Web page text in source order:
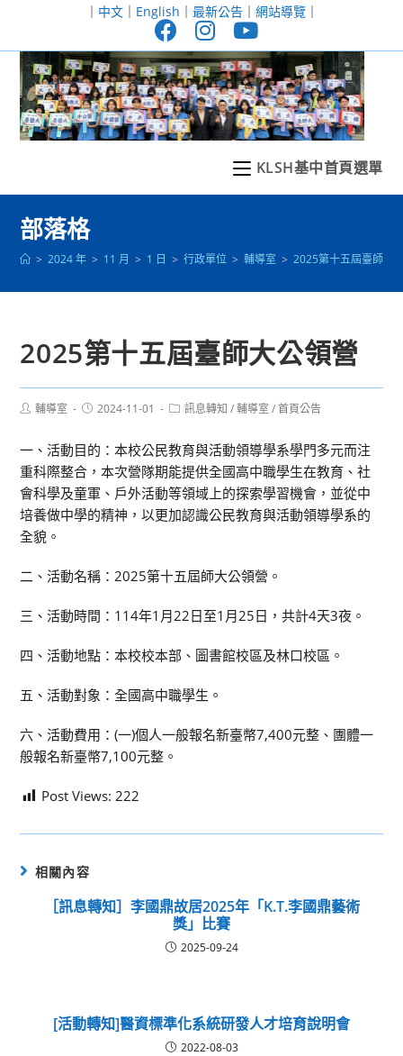
至
｜ 中文｜ English ｜ 最新公告｜ 網站導覽｜
KLSH基中首頁選單
部落格
> 2024 年 > 11 月 > 1 日 > 行政單位 > 輔導室 > 2025第十五屆臺師大
2025第十五屆臺師大公領營
Post輔導室
Post2024-11-01
Post訊息轉知 / 輔導室 / 首頁公告
一、活動目的：本校公民教育與活動領導學系學門多元而注
重科際整合，本次營隊期能提供全國高中職學生在教育、社
會科學及童軍、戶外活動等領域上的探索學習機會，並從中
培養做中學的精神，以更加認識公民教育與活動領導學系的
全貌。
二、活動名稱：2025第十五屆師大公領營。
三、活動時間：114年1月22日至1月25日，共計4天3夜。
四、活動地點：本校校本部、圖書館校區及林口校區。
五、活動對象：全國高中職學生。
六、活動費用：(一)個人一般報名新臺幣7,400元整、團體一
般報名新臺幣7,100元整。
Post Views: 222
相關內容
［訊息轉知］李國鼎故居2025年「K.T.李國鼎藝術
獎」比賽
2025-09-24
[活動轉知]醫資標準化系統研發人才培育說明會
2022-08-03